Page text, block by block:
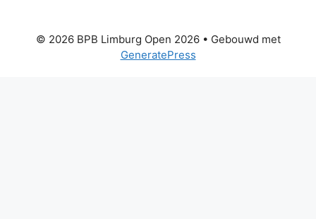
© 2026 BPB Limburg Open 2026• Gebouwd met
GeneratePress